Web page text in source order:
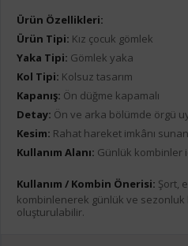
Ürün Özellikleri:
Ürün Tipi: Kız çocuk gömlek
Yaka Tipi: Gömlek yaka
Kol Tipi: Kolsuz tasarım
Kapanış: Ön düğme kapamalı
Detay: Ön ve arka bölümde örgü
Kesim: Rahat hareket imkânı
Kullanım Alanı: Günlük kombinler
Kullanım / Kombin Önerisi: Şort,
kombinlenerek günlük ve sezonluk
oluşturulabilir.